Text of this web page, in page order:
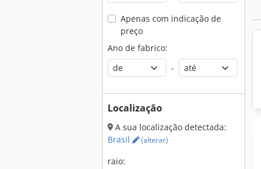
Apenas com indicação de
preço
Ano de fabrico:
-
Localização
A sua localização detectada:
Brasil
(alterar)
raio: